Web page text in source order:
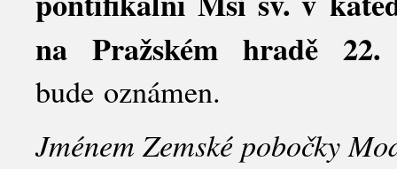
na Pražském hradě
bude oznámen.
Jménem Zemské pobočky